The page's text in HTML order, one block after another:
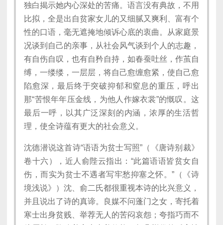
独白揭示她内心深处的苦痛。语言没有典故，不用
比拟，全是出自贫家女儿的又细腻又爽利、富有个
性的口语，毫无遮掩地倾诉心底的衷曲。从家庭景
况谈到自己的亲事，从社会风气谈到个人的志趣，
有自伤自叹，也有自矜自持，如春蚕吐丝，作茧自
缚，一缕缕，一层层，将自己愈缠愈紧，使自己愈
陷愈深，最后终于突破抑郁和窒息的重压，呼出
那“苦恨年年压金线，为他人作嫁衣裳”的慨叹。这
最后一呼，以其广泛深刻的内涵，浓厚的生活哲
理，使全诗蕴有更大的社会意义。
沈德潜说这首诗“语语为贫士写照”（《唐诗别裁》
卷十六），近人俞陛云指出：“此篇语语皆贫女自
伤，而实为贫士不遇者写牢愁抑塞之怀。”（《诗
境浅说》）沈、俞二氏都很重视本诗的比兴意义，
并且说出了诗的真谛。良媒不问蓬门之女，寄托着
寒士出身贫贱、举荐无人的苦闷哀怨；夸指巧而不